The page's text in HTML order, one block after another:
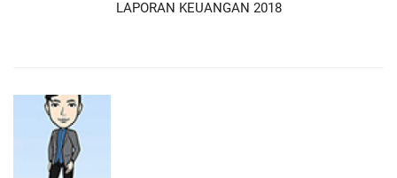
LAPORAN KEUANGAN 2018